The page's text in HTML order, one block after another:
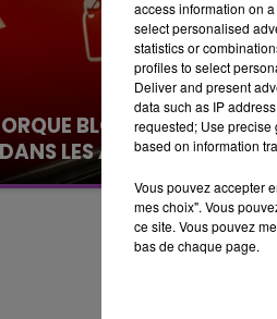
BLOQUE LA
LES ARDENNES
s'est déclaré ce mercredi
access information on
select personalised
statistics or
profiles to select
Deliver and present
data such as IP
requested; Use precise
based on information
Vous pouvez accepter
mes choix". Vous
ce site. Vous pouvez
bas de chaque page.